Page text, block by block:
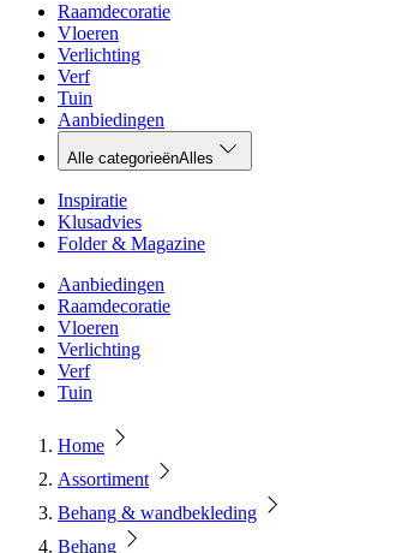
Raamdecoratie
Vloeren
Verlichting
Verf
Tuin
Aanbiedingen
Alle categorieënAlles
Inspiratie
Klusadvies
Folder & Magazine
Aanbiedingen
Raamdecoratie
Vloeren
Verlichting
Verf
Tuin
Home
Assortiment
Behang & wandbekleding
Behang